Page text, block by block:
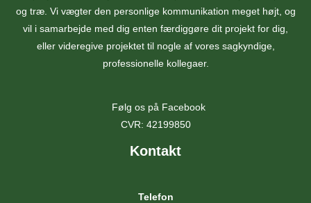
og træ. Vi vægter den personlige kommunikation meget højt, og
vil i samarbejde med dig enten færdiggøre dit projekt for dig,
eller videregive projektet til nogle af vores sagkyndige,
professionelle kollegaer.
Følg os på Facebook
CVR: 42199850
Kontakt
Telefon